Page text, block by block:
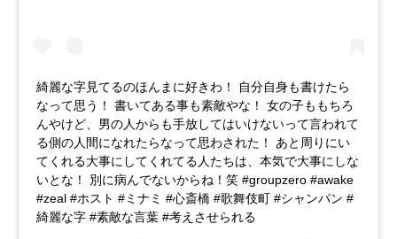
綺麗な字見てるのほんまに好きわ！ 自分自身も書けたら
なって思う！ 書いてある事も素敵やな！ 女の子ももちろ
んやけど、男の人からも手放してはいけないって言われて
る側の人間になれたらなって思わされた！ あと周りにい
てくれる大事にしてくれてる人たちは、本気で大事にしな
いとな！ 別に病んでないからね！笑 #groupzero #awake
#zeal #ホスト #ミナミ #心斎橋 #歌舞伎町 #シャンパン #
綺麗な字 #素敵な言葉 #考えさせられる